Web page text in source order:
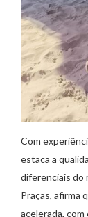
Com
estaca a
diferenciais do
Praças, afirma
acelerada,